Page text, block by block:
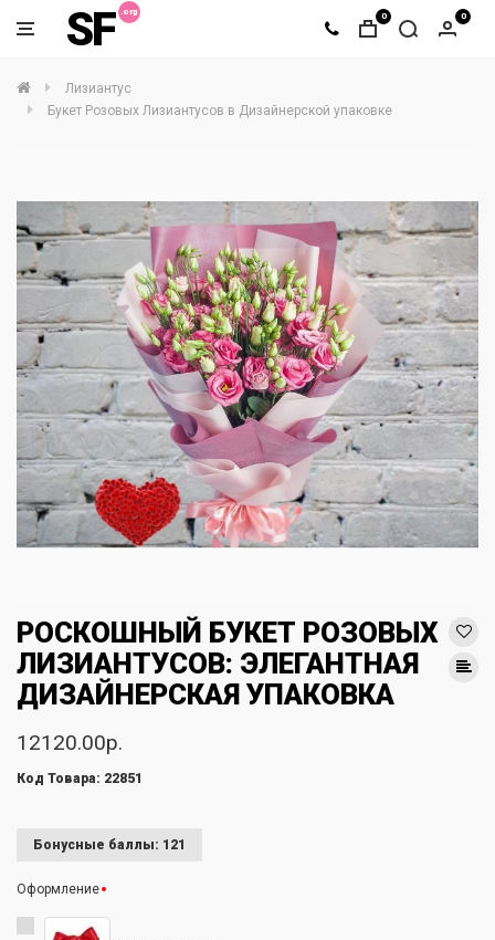
SF 0 0
Лизиантус
Букет Розовых Лизиантусов в Дизайнерской упаковке
РОСКОШНЫЙ БУКЕТ РОЗОВЫХ
ЛИЗИАНТУСОВ: ЭЛЕГАНТНАЯ
ДИЗАЙНЕРСКАЯ УПАКОВКА
12120.00р.
Код Товара: 22851
Бонусные баллы: 121
Оформление